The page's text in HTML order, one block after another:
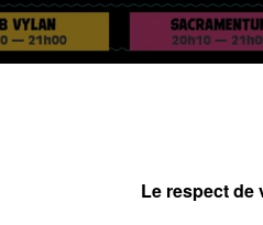
Le respect de